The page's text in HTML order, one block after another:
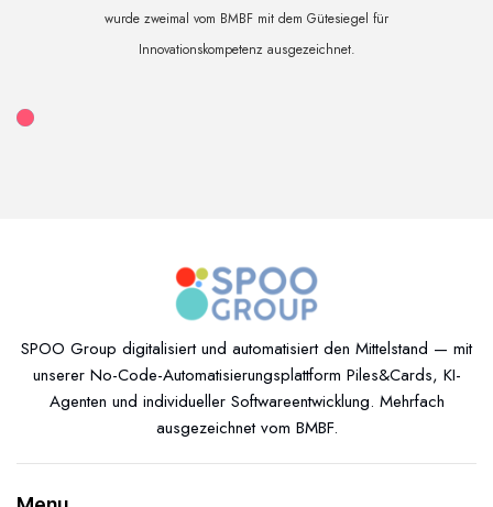
wurde zweimal vom BMBF mit dem Gütesiegel für
Innovationskompetenz ausgezeichnet.
SPOO Group digitalisiert und automatisiert den Mittelstand — mit
unserer No-Code-Automatisierungsplattform Piles&Cards, KI-
Agenten und individueller Softwareentwicklung. Mehrfach
ausgezeichnet vom BMBF.